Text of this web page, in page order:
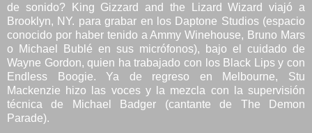
de sonido? King Gizzard and the Lizard Wizard viajó a
Brooklyn, NY. para grabar en los Daptone Studios (espacio
conocido por haber tenido a Ammy Winehouse, Bruno Mars
o Michael Bublé en sus micrófonos), bajo el cuidado de
Wayne Gordon, quien ha trabajado con los Black Lips y con
Endless Boogie. Ya de regreso en Melbourne, Stu
Mackenzie hizo las voces y la mezcla con la supervisión
técnica de Michael Badger (cantante de The Demon
Parade).